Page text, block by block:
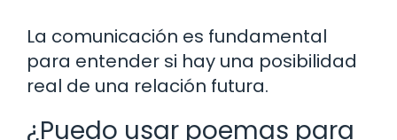
La comunicación es fundamental
para entender si hay una posibilidad
real de una relación futura.
¿Puedo usar poemas para